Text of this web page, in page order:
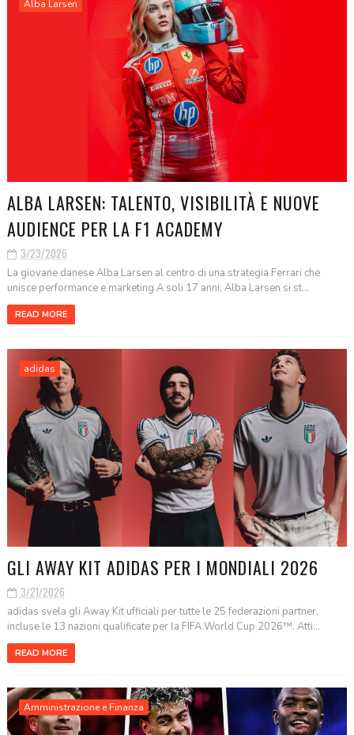
Alba Larsen
ALBA LARSEN: TALENTO, VISIBILITÀ E NUOVE
AUDIENCE PER LA F1 ACADEMY
3/23/2026
La giovane danese Alba Larsen al centro di una strategia Ferrari che
unisce performance e marketing A soli 17 anni, Alba Larsen si st...
READ MORE
adidas
GLI AWAY KIT ADIDAS PER I MONDIALI 2026
3/21/2026
adidas svela gli Away Kit ufficiali per tutte le 25 federazioni partner,
incluse le 13 nazioni qualificate per la FIFA World Cup 2026™. Atti...
READ MORE
Amministrazione e Finanza